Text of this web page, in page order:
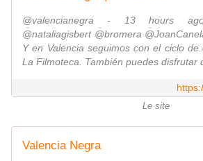
@valencianegra - 13 hours ago
@nataliagisbert @bromera
Y en Valencia seguimos con el ciclo de
La Filmoteca. También puedes disfrutar
Le site
Valencia Negra